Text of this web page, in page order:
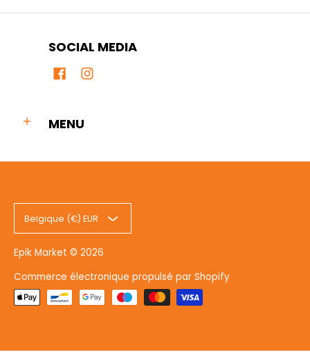
SOCIAL MEDIA
MENU
Belgique (€) EUR
Epik Market © 2026
Commerce électronique propulsé par Shopify